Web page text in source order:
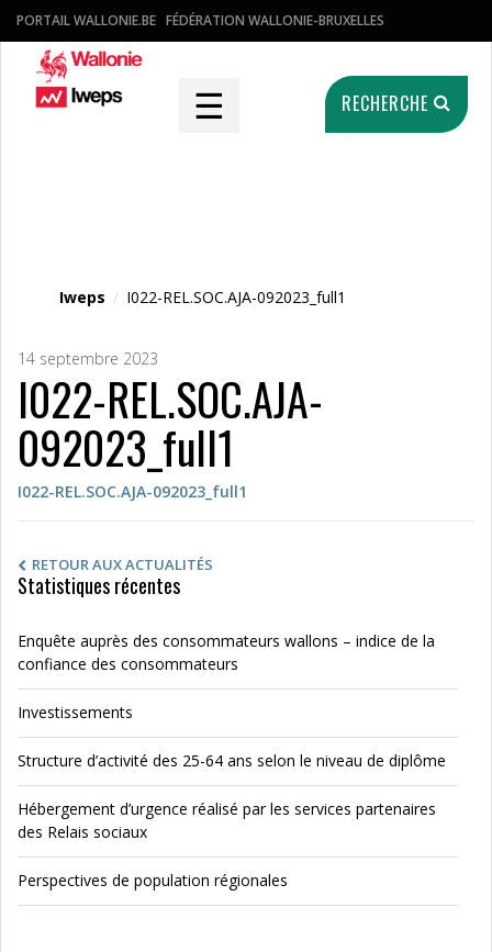
PORTAIL WALLONIE.BE FÉDÉRATION WALLONIE-BRUXELLES
☰ RECHERCHE
Iweps / I022-REL.SOC.AJA-092023_full1
14 septembre 2023
I022-REL.SOC.AJA-
092023_full1
I022-REL.SOC.AJA-092023_full1
RETOUR AUX ACTUALITÉS
Statistiques récentes
Enquête auprès des consommateurs wallons – indice de la
confiance des consommateurs
Investissements
Structure d’activité des 25-64 ans selon le niveau de diplôme
Hébergement d’urgence réalisé par les services partenaires
des Relais sociaux
Perspectives de population régionales